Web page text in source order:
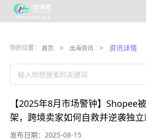
你的位置： 首页 > 出海资讯 > 资讯详情
输入你想搜索的关键词
【2025年8月市场警钟】Shopee
架，跨境卖家如何自救并逆袭独立
发布日期：2025-08-15